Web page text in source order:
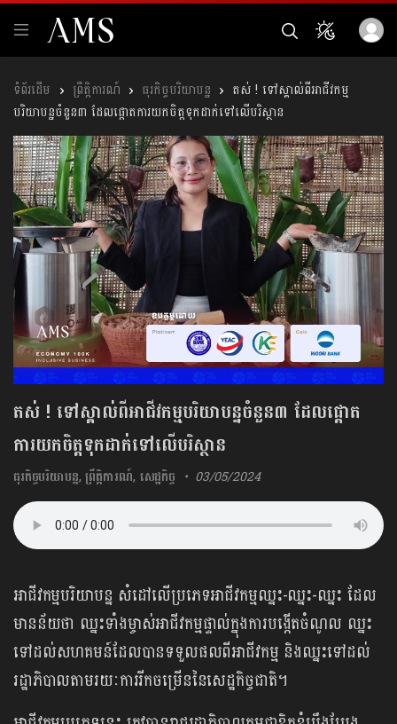
ព្រឹត្តិការណ៍ ធុរកិច្ចបរិយាបន្ន
តស់ ! ទៅស្គាល់ពីអាជីវកម្ម
បរិយាបន្នចំនួន៣ ដែលផ្ដោតការយកចិត្តទុកដាក់ទៅលើបរិស្ថាន
តស់ ! ទៅស្គាល់ពីអាជីវកម្មបរិយាបន្នចំនួន៣ ដែលផ្ដោត
ការយកចិត្តទុកដាក់ទៅលើបរិស្ថាន
ធុរកិច្ចបរិយាបន្ន,ព្រឹត្តិការណ៍, សេដ្ឋកិច្ច 03/05/2024
អាជីវកម្មបរិយាបន្ន សំដៅលើប្រភេទអាជីវកម្មឈ្នះ​-ឈ្នះ-ឈ្នះ ដែល
មានន័យថា ឈ្នះទាំងម្ចាស់​អាជីវកម្មផ្ទាល់ក្នុងការបង្កើតចំណូល ឈ្នះ
ទៅដល់សហគមន៍ដែលបានទទួលផលពីអាជីវកម្ម និងឈ្នះទៅដល់
រដ្ឋាភិបាលតាមរយៈការរីកចម្រើននៃសេដ្ឋកិច្ចជាតិ។